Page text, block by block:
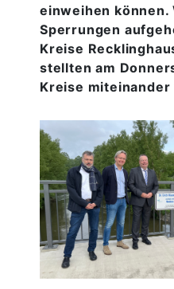
einweihen können.
Sperrungen
Kreise
stellten am
Kreise